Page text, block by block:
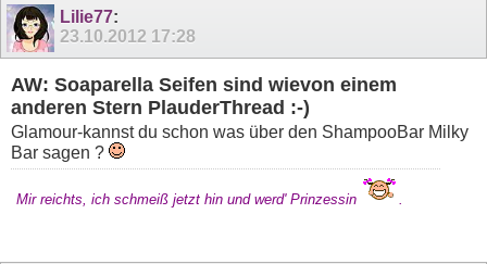
Lilie77:
23.10.2012 17:28
AW: Soaparella Seifen sind wievon einem
anderen Stern PlauderThread :-)
Glamour-kannst du schon was über den ShampooBar Milky
Bar sagen ?
Mir reichts, ich schmeiß jetzt hin und werd' Prinzessin .